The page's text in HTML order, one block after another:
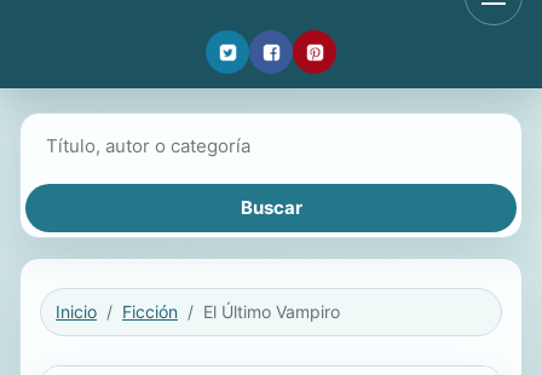
Inicio Ficción El Último Vampiro